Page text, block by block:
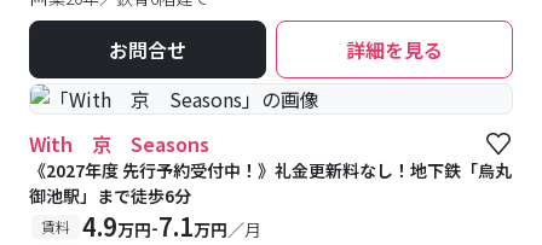
お問合せ 詳細を見る
With 京 Seasons
《2027年度 先行予約受付中！》礼金更新料なし！地下鉄「烏丸
御池駅」まで徒歩6分
賃料 4.9万円-7.1万円／月